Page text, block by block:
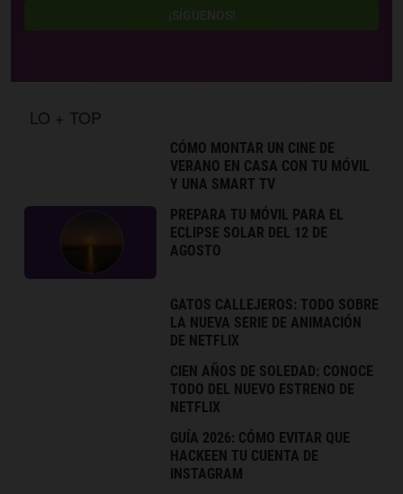
¡SÍGUENOS!
LO + TOP
CÓMO MONTAR UN CINE DE
VERANO EN CASA CON TU MÓVIL
Y UNA SMART TV
PREPARA TU MÓVIL PARA EL
ECLIPSE SOLAR DEL 12 DE
AGOSTO
GATOS CALLEJEROS: TODO SOBRE
LA NUEVA SERIE DE ANIMACIÓN
DE NETFLIX
CIEN AÑOS DE SOLEDAD: CONOCE
TODO DEL NUEVO ESTRENO DE
NETFLIX
GUÍA 2026: CÓMO EVITAR QUE
HACKEEN TU CUENTA DE
INSTAGRAM